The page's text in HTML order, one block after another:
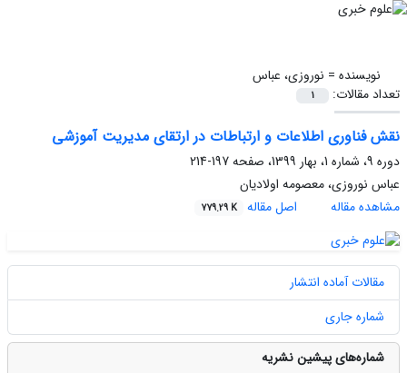
نویسنده = نوروزی، عباس
تعداد مقالات:
1
نقش فناوری اطلاعات و ارتباطات در ارتقای مدیریت آموزشی
دوره 9، شماره 1، بهار 1399، صفحه
197-214
عباس نوروزی، معصومه اولادیان
مشاهده مقاله
اصل مقاله 779.29 K
مقالات آماده انتشار
شماره جاری
شماره‌های پیشین نشریه